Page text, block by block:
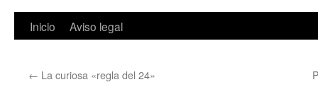
Inicio Aviso legal
← La curiosa «regla del 24»